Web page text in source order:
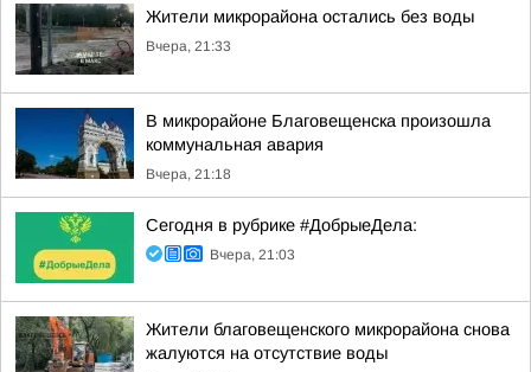
Жители микрорайона остались без воды
Вчера, 21:33
В микрорайоне Благовещенска произошла
коммунальная авария
Вчера, 21:18
Сегодня в рубрике #ДобрыеДела:
Вчера, 21:03
Жители благовещенского микрорайона снова
жалуются на отсутствие воды